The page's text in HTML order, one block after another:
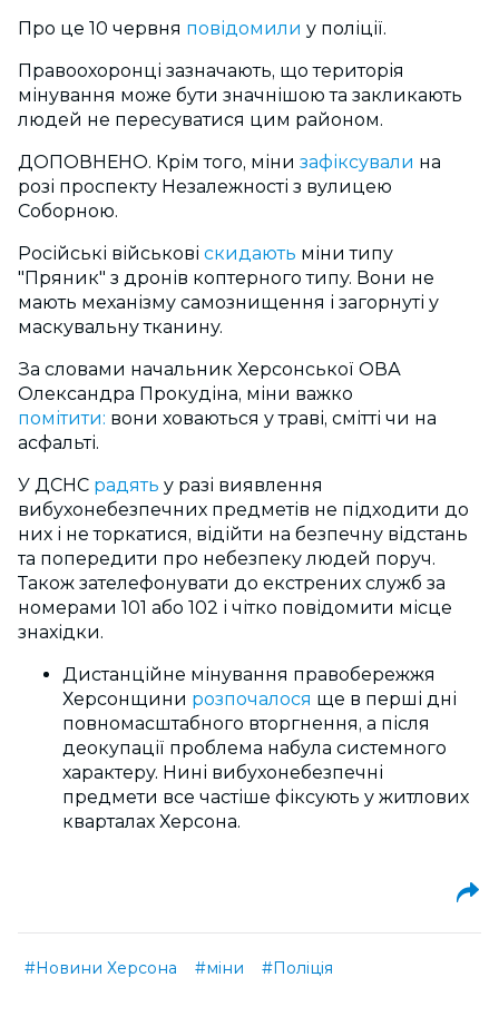
Про це 10 червня повідомили у поліції.
Правоохоронці зазначають, що територія
мінування може бути значнішою та закликають
людей не пересуватися цим районом.
ДОПОВНЕНО. Крім того, міни зафіксували на
розі проспекту Незалежності з вулицею
Соборною.
Російські військові скидають міни типу
"Пряник" з дронів коптерного типу. Вони не
мають механізму самознищення і загорнуті у
маскувальну тканину.
За словами начальник Херсонської ОВА
Олександра Прокудіна, міни важко
помітити: вони ховаються у траві, смітті чи на
асфальті.
У ДСНС радять у разі виявлення
вибухонебезпечних предметів не підходити до
них і не торкатися, відійти на безпечну відстань
та попередити про небезпеку людей поруч.
Також зателефонувати до екстрених служб за
номерами 101 або 102 і чітко повідомити місце
знахідки.
Дистанційне мінування правобережжя
Херсонщини розпочалося ще в перші дні
повномасштабного вторгнення, а після
деокупації проблема набула системного
характеру. Нині вибухонебезпечні
предмети все частіше фіксують у житлових
кварталах Херсона.
#Новини Херсона #міни #Поліція